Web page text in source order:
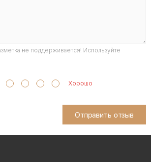
не поддерживается! Используйте
Хорошо
Отправить отзыв